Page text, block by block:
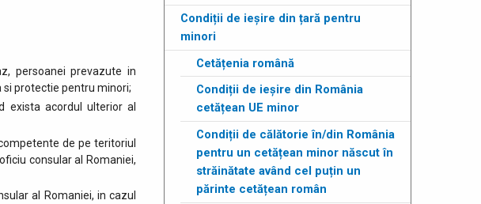
persoanei prevazute in
protectie pentru minori;
exista acordul ulterior al
de pe teritoriul
consular al Romaniei,
al Romaniei, in cazul
Condiții de ieșire din țară pentru
minori
Cetățenia română
Condiții de ieșire din România
cetățean UE minor
Condiții de călătorie în/din România
pentru un cetățean minor născut în
străinătate având cel puțin un
părinte cetățean român